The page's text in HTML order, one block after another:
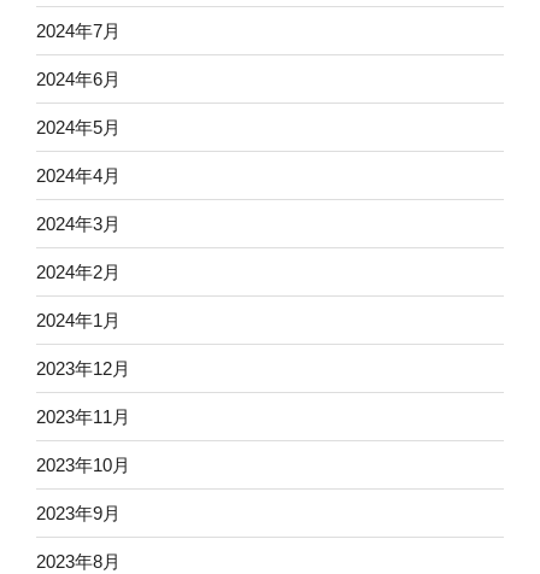
2024年7月
2024年6月
2024年5月
2024年4月
2024年3月
2024年2月
2024年1月
2023年12月
2023年11月
2023年10月
2023年9月
2023年8月